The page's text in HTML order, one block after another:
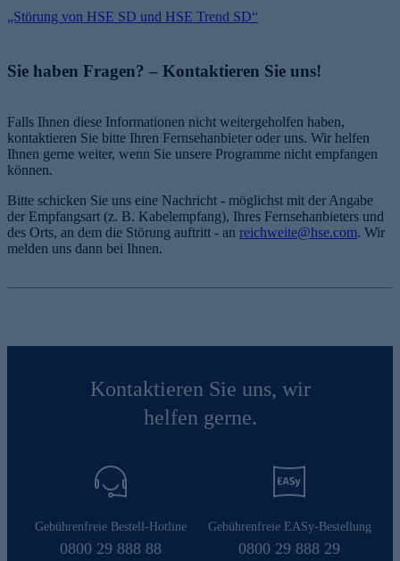
„Störung von HSE SD und HSE Trend SD“
Sie haben Fragen? – Kontaktieren Sie uns!
Falls Ihnen diese Informationen nicht weitergeholfen haben,
kontaktieren Sie bitte Ihren Fernsehanbieter oder uns. Wir helfen
Ihnen gerne weiter, wenn Sie unsere Programme nicht empfangen
können.
Bitte schicken Sie uns eine Nachricht - möglichst mit der Angabe
der Empfangsart (z. B. Kabelempfang), Ihres Fernsehanbieters und
des Orts, an dem die Störung auftritt - an reichweite@hse.com. Wir
melden uns dann bei Ihnen.
Kontaktieren Sie uns, wir
helfen gerne.
Gebührenfreie Bestell-Hotline
0800 29 888 88
Gebührenfreie EASy-Bestellung
0800 29 888 29